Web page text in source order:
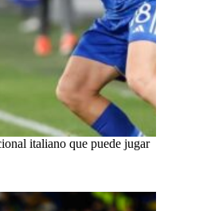
italiano que puede jugar